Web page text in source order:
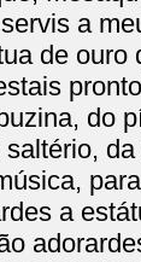
a
de ouro
do
a